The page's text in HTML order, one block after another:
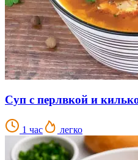
Суп с перлвкой и
1 час легко